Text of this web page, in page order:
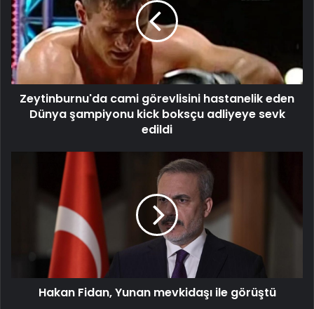
hastanelik
eden
Dünya
şampiyonu
kick
boksçu
adliyeye
sevk
Zeytinburnu'da cami görevlisini hastanelik eden
Dünya şampiyonu kick boksçu adliyeye sevk
edildi
Hakan Fidan, Yunan mevkidaşı ile görüştü